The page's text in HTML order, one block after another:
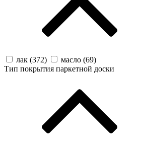
лак (372) масло (69)
Тип покрытия паркетной доски